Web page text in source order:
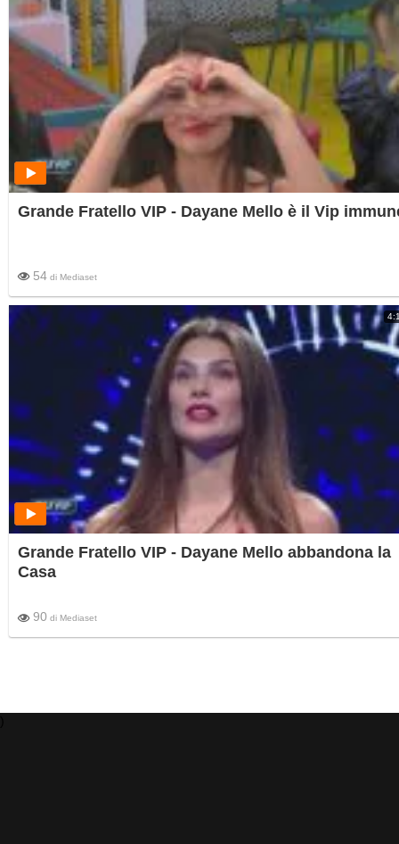
Grande Fratello VIP - Dayane Mello è il Vip
54 di Mediaset
Grande Fratello VIP - Dayane Mello abbandona la
Casa
90 di Mediaset